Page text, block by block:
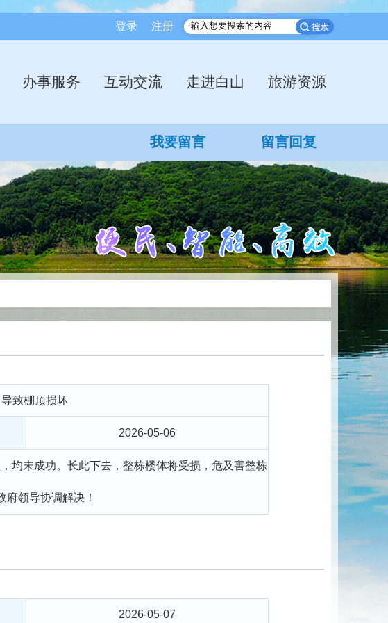
登录 注册
办事服务 互动交流 走进白山 旅游资源
我要留言 留言回复
致棚顶损坏
2026-05-06
均未成功。长此下去，整栋楼体将受损，危及害整栋
府领导协调解决！
2026-05-07